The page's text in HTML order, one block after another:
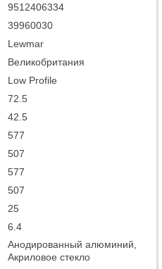
9512406334
39960030
Lewmar
Великобритания
Low Profile
72.5
42.5
577
507
577
507
25
6.4
Анодированный алюминий,
Акриловое стекло